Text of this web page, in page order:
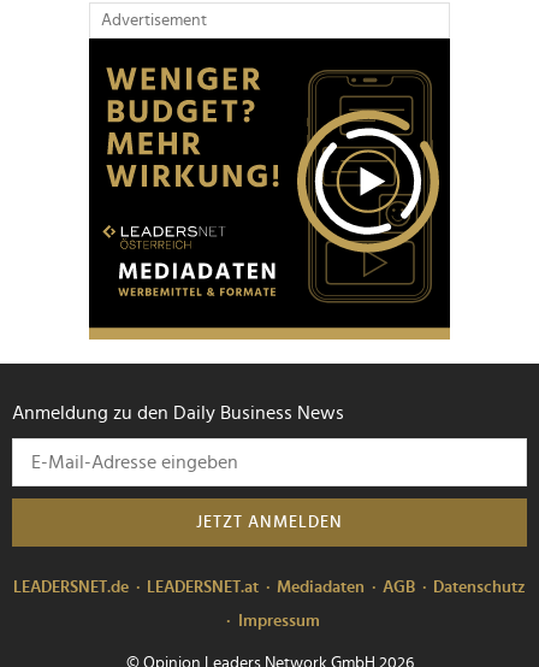
Advertisement
Anmeldung zu den Daily Business News
JETZT ANMELDEN
LEADERSNET.de LEADERSNET.at Mediadaten AGB
Datenschutz
Impressum